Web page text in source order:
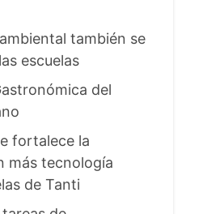
también se
escuelas
del
fortalece la
más tecnología
de Tanti